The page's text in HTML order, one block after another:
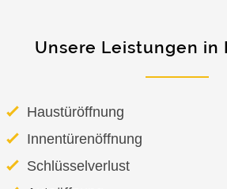
Unsere Leistungen in
Haustüröffnung
Innentürenöffnung
Schlüsselverlust